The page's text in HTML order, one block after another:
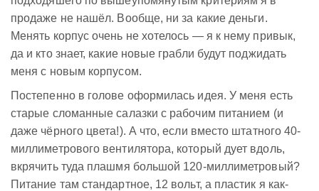
продаже не нашёл. Вообще, ни за какие деньги.
Менять корпус очень не хотелось — я к нему привык,
да и кто знает, какие новые грабли будут поджидать
меня с новым корпусом.
Постепенно в голове оформилась идея. У меня есть
старые сломанные салазки с рабочим питанием (и
даже чёрного цвета!). А что, если вместо штатного 40-
миллиметрового вентилятора, который дует вдоль,
вкрячить туда плашмя большой 120-миллиметровый?
Питание там стандартное, 12 вольт, а пластик я как-